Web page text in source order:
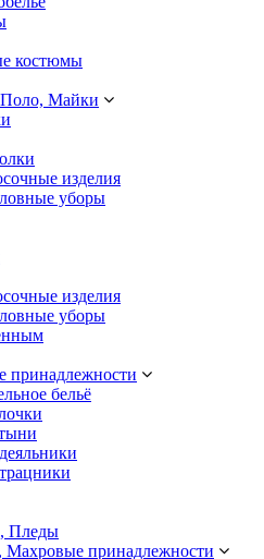
костюмы
Майки
изделия
уборы
изделия
уборы
принадлежности
бельё
Пледы
Махровые принадлежности